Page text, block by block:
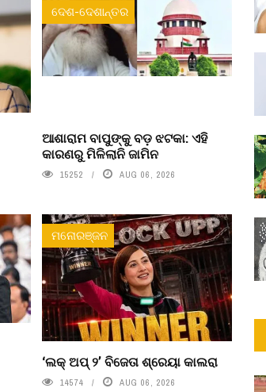
ଦେଶ-ଦେଶାନ୍ତର
ଆଶାରାମ ବାପୁଙ୍କୁ ବଡ଼ ଝଟକା: ଏହି
କାରଣରୁ ମିଳିଲାନି ଜାମିନ
15252 AUG 06, 2026
ମନୋରଞ୍ଜନ
‘ଲକ୍ ଅପ୍ ୨’ ବିଜେତା ଶ୍ରେୟା କାଲରା
14574 AUG 06, 2026